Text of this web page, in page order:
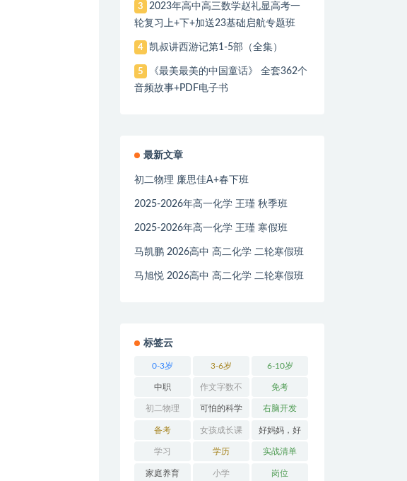
3
2023年高中高三数学赵礼显高考一
轮复习上+下+加送23基础启航专题班
4 凯叔讲西游记第1-5部（全集）
5
《最美最美的中国童话》 全套362个
音频故事+PDF电子书
最新文章
初二物理 廉思佳A+春下班
2025-2026年高一化学 王瑾 秋季班
2025-2026年高一化学 王瑾 寒假班
马凯鹏 2026高中 高二化学 二轮寒假班
马旭悦 2026高中 高二化学 二轮寒假班
标签云
0-3岁 3-6岁 6-10岁
中职 作文字数不
够
免考
初二物理 可怕的科学 右脑开发
备考 女孩成长课
堂
好妈妈，好
办法
学习 学历 实战清单
家庭养育 小学 岗位